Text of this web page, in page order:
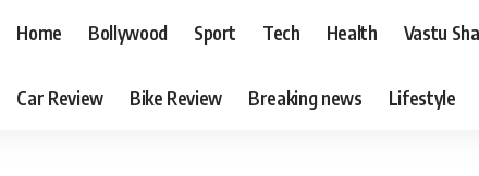
Home Bollywood Sport Tech Health Vastu
Car Review Bike Review Breaking news Lifestyle